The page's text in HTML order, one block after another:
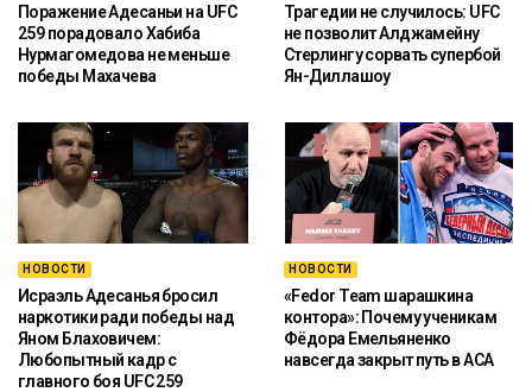
Поражение Адесаньи на UFC
259 порадовало Хабиба
Нурмагомедова не меньше
победы Махачева
Трагедии не случилось: UFC
не позволит Алджамейну
Стерлингу сорвать супербой
Ян-Диллашоу
НОВОСТИ
Исраэль Адесанья бросил
наркотики ради победы над
Яном Блаховичем:
Любопытный кадр с
главного боя UFC 259
НОВОСТИ
«Fedor Team шарашкина
контора»: Почему ученикам
Фёдора Емельяненко
навсегда закрыт путь в ACA